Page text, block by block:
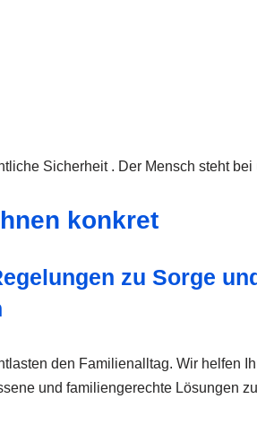
Sicherheit . Der Mensch steht bei
konkret
zu Sorge
den Familienalltag. Wir helfen
und familiengerechte Lösungen